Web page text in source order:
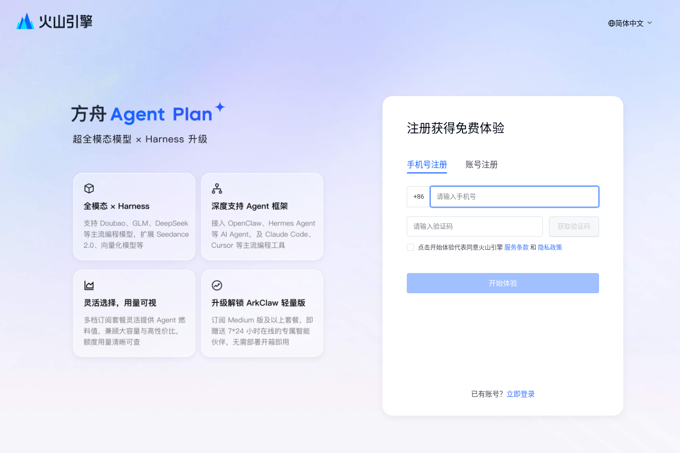
简体中文
注册获得免费体验
手机号注册 账号注册
+86
获取验证码
点击开始体验代表同意火山引擎 服务条款 和 隐私政策
开始体验
已有账号？ 立即登录